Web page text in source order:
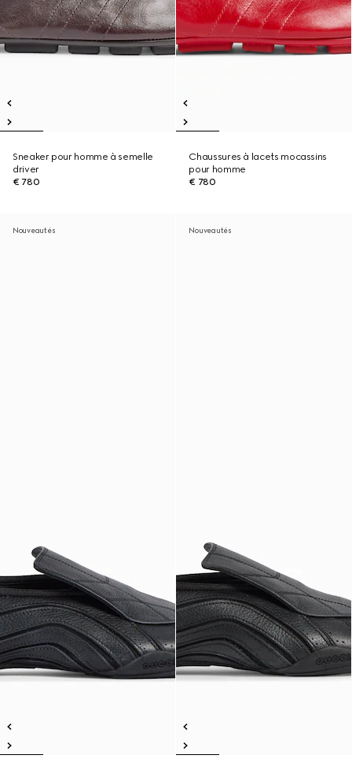
Sneaker pour homme à semelle
driver
€ 780
Chaussures à lacets mocassins
pour homme
€ 780
Nouveautés Nouveautés